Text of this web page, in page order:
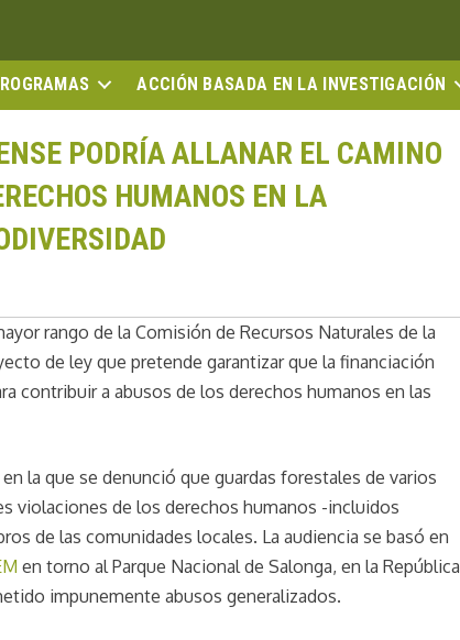
ACCIÓN BASADA EN LA INVESTIGACIÓN
PODRÍA ALLANAR EL CAMINO
HUMANOS EN LA
rango de la Comisión de Recursos Naturales de la
de ley que pretende garantizar que la financiación
contribuir a abusos de los derechos humanos en las
la que se denunció que guardas forestales de varios
violaciones de los derechos humanos -incluidos
de las comunidades locales. La audiencia se basó en
en torno al Parque Nacional de Salonga, en la República
impunemente abusos generalizados.